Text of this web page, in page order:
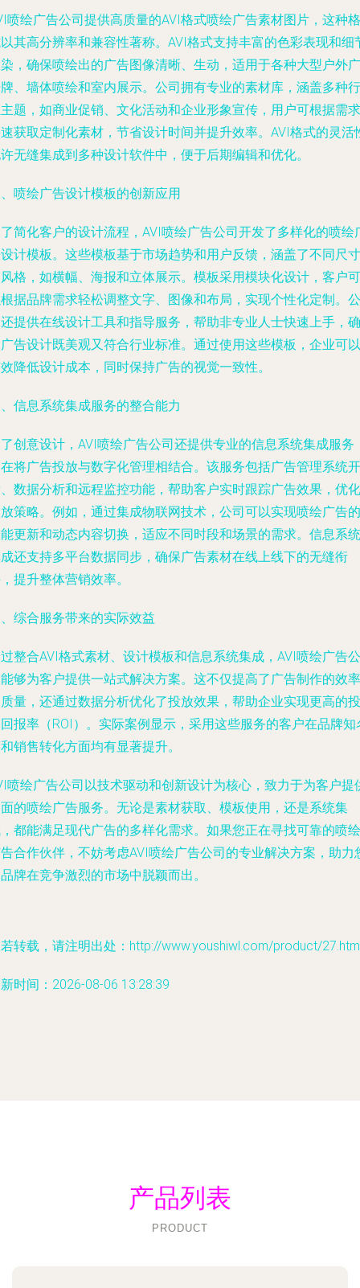
喷绘广告公司提供高质量的AVI格式喷绘广告素材图片，这种格
其高分辨率和兼容性著称。AVI格式支持丰富的色彩表现和细
，确保喷绘出的广告图像清晰、生动，适用于各种大型户外广
、墙体喷绘和室内展示。公司拥有专业的素材库，涵盖多种行
题，如商业促销、文化活动和企业形象宣传，用户可根据需求
获取定制化素材，节省设计时间并提升效率。AVI格式的灵活
无缝集成到多种设计软件中，便于后期编辑和优化。
喷绘广告设计模板的创新应用
简化客户的设计流程，AVI喷绘广告公司开发了多样化的喷绘
计模板。这些模板基于市场趋势和用户反馈，涵盖了不同尺寸
格，如横幅、海报和立体展示。模板采用模块化设计，客户可
据品牌需求轻松调整文字、图像和布局，实现个性化定制。公
提供在线设计工具和指导服务，帮助非专业人士快速上手，确
告设计既美观又符合行业标准。通过使用这些模板，企业可以
降低设计成本，同时保持广告的视觉一致性。
信息系统集成服务的整合能力
创意设计，AVI喷绘广告公司还提供专业的信息系统集成服务
将广告投放与数字化管理相结合。该服务包括广告管理系统开
数据分析和远程监控功能，帮助客户实时跟踪广告效果，优化
策略。例如，通过集成物联网技术，公司可以实现喷绘广告的
更新和动态内容切换，适应不同时段和场景的需求。信息系统
还支持多平台数据同步，确保广告素材在线上线下的无缝衔
提升整体营销效率。
综合服务带来的实际效益
整合AVI格式素材、设计模板和信息系统集成，AVI喷绘广告公
够为客户提供一站式解决方案。这不仅提高了广告制作的效率
量，还通过数据分析优化了投放效果，帮助企业实现更高的投
报率（ROI）。实际案例显示，采用这些服务的客户在品牌知
销售转化方面均有显著提升。
喷绘广告公司以技术驱动和创新设计为核心，致力于为客户提
的喷绘广告服务。无论是素材获取、模板使用，还是系统集
都能满足现代广告的多样化需求。如果您正在寻找可靠的喷绘
合作伙伴，不妨考虑AVI喷绘广告公司的专业解决方案，助力
牌在竞争激烈的市场中脱颖而出。
转载，请注明出处：http://www.youshiwl.com/product/
时间：2026-08-06 13:28:39
产品列表
PRODUCT